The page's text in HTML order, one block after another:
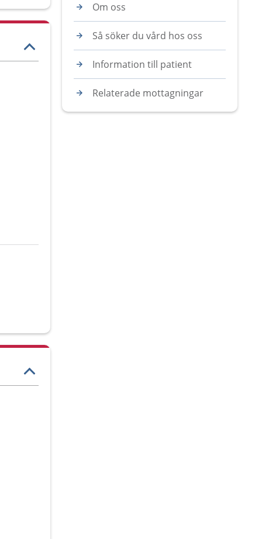
Om oss
Så söker du vård hos oss
Information till patient
Relaterade mottagningar